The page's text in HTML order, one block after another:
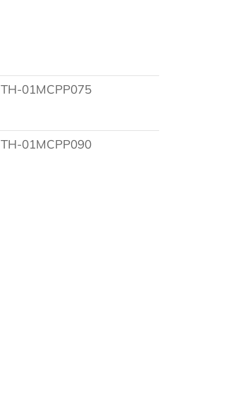
TH-01MCPP075
TH-01MCPP090